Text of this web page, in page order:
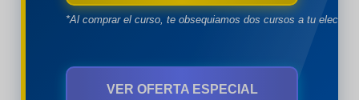
*Al comprar el curso, te obsequiamos dos cursos a tu
VER OFERTA ESPECIAL